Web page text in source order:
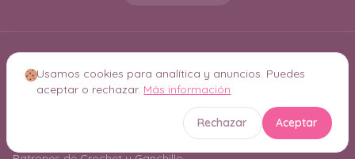
Usamos cookies para analítica y anuncios. Puedes
aceptar o rechazar. Más información
Rechazar Aceptar